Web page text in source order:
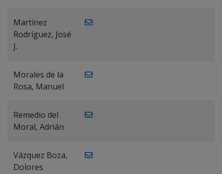
Martínez
Rodríguez, José
J.
Morales de la
Rosa, Manuel
Remedio del
Moral, Adrián
Vázquez Boza,
Dolores